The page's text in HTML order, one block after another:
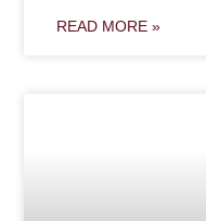
READ MORE »